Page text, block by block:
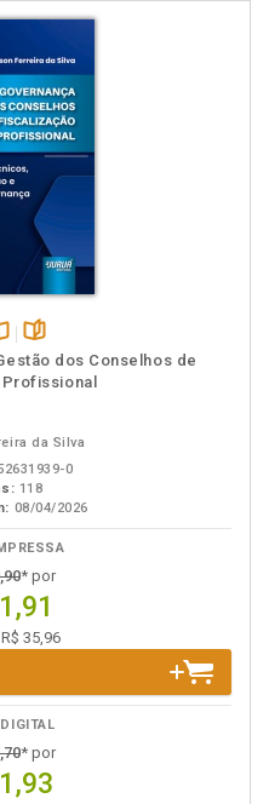
páginasdos Conselhos de
da Silva
0
118
08/04/2026
* por
35,96
* por